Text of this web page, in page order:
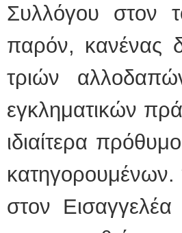
Συλλόγου στον
παρόν, κανένας
τριών
εγκληματικών
ιδιαίτερα
στον